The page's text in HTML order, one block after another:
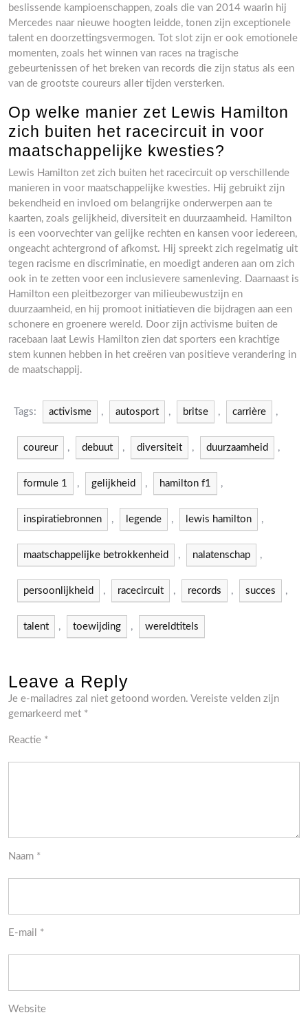
beslissende kampioenschappen, zoals die van 2014 waarin hij
Mercedes naar nieuwe hoogten leidde, tonen zijn exceptionele
talent en doorzettingsvermogen. Tot slot zijn er ook emotionele
momenten, zoals het winnen van races na tragische
gebeurtenissen of het breken van records die zijn status als een
van de grootste coureurs aller tijden versterken.
Op welke manier zet Lewis Hamilton
zich buiten het racecircuit in voor
maatschappelijke kwesties?
Lewis Hamilton zet zich buiten het racecircuit op verschillende
manieren in voor maatschappelijke kwesties. Hij gebruikt zijn
bekendheid en invloed om belangrijke onderwerpen aan te
kaarten, zoals gelijkheid, diversiteit en duurzaamheid. Hamilton
is een voorvechter van gelijke rechten en kansen voor iedereen,
ongeacht achtergrond of afkomst. Hij spreekt zich regelmatig uit
tegen racisme en discriminatie, en moedigt anderen aan om zich
ook in te zetten voor een inclusievere samenleving. Daarnaast is
Hamilton een pleitbezorger van milieubewustzijn en
duurzaamheid, en hij promoot initiatieven die bijdragen aan een
schonere en groenere wereld. Door zijn activisme buiten de
racebaan laat Lewis Hamilton zien dat sporters een krachtige
stem kunnen hebben in het creëren van positieve verandering in
de maatschappij.
Tags: activisme , autosport , britse , carrière ,
coureur , debuut , diversiteit , duurzaamheid ,
formule 1 , gelijkheid , hamilton f1 ,
inspiratiebronnen , legende , lewis hamilton ,
maatschappelijke betrokkenheid , nalatenschap ,
persoonlijkheid , racecircuit , records , succes ,
talent , toewijding , wereldtitels
Leave a Reply
Je e-mailadres zal niet getoond worden. Vereiste velden zijn
gemarkeerd met *
Reactie *
Naam *
E-mail *
Website